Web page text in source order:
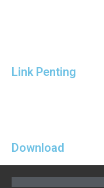
Link Penting
Download